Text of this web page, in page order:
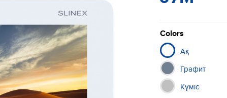
Colors
Ақ
Графит
Күміс